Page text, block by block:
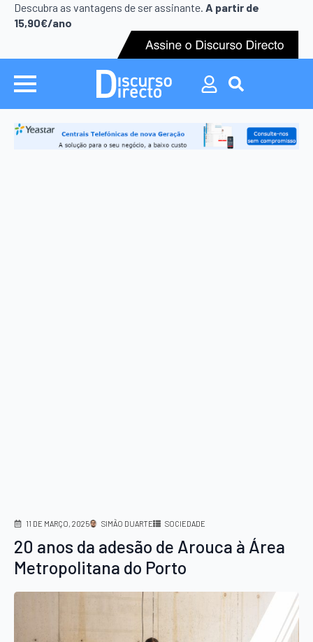
Descubra as vantagens de ser assinante. A partir de
15,90€/ano
Search
for:
Search
11 DE MARÇO, 2025 SIMÃO DUARTE SOCIEDADE
20 anos da adesão de Arouca à Área
Metropolitana do Porto